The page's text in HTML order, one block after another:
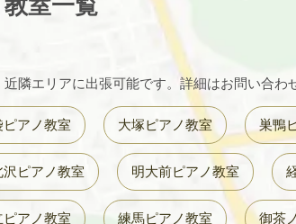
室一覧
隣エリアに出張可能です。詳細はお問い合わ
ピアノ教室 大塚ピアノ教室 巣鴨
沢ピアノ教室 明大前ピアノ教室
ピアノ教室 練馬ピアノ教室 御茶